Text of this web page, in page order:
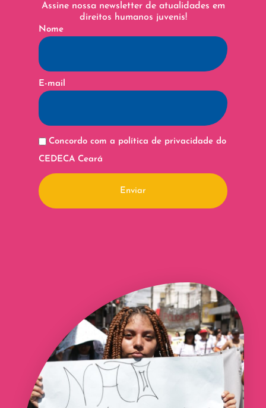
Assine nossa newsletter de atualidades em
direitos humanos juvenis!
Nome
E-mail
Concordo com a política de privacidade do
CEDECA Ceará
Enviar